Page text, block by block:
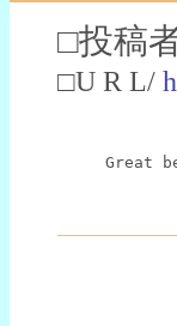
□投稿
□U R L/
Great